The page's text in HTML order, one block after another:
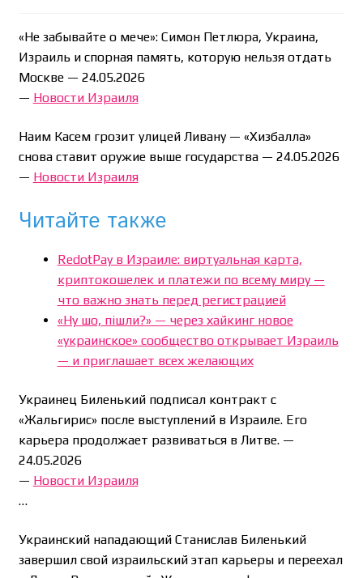
Рекомендации
Страница-меню-2
«Не забывайте о мече»: Симон Петлюра, Украина,
Израиль и спорная память, которую нельзя отдать
Москве — 24.05.2026
— Новости Израиля
Наим Касем грозит улицей Ливану — «Хизбалла»
снова ставит оружие выше государства — 24.05.2026
— Новости Израиля
Читайте также
RedotPay в Израиле: виртуальная карта,
криптокошелек и платежи по всему миру —
что важно знать перед регистрацией
«Ну шо, пішли?» — через хайкинг новое
«украинское» сообщество открывает Израиль
— и приглашает всех желающих
Украинец Биленький подписал контракт с
«Жальгирис» после выступлений в Израиле. Его
карьера продолжает развиваться в Литве. —
24.05.2026
— Новости Израиля
…
Украинский нападающий Станислав Биленький
завершил свой израильский этап карьеры и переехал